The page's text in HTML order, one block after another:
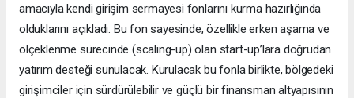
amacıyla kendi girişim sermayesi fonlarını kurma hazırlığında
olduklarını açıkladı. Bu fon sayesinde, özellikle erken aşama ve
ölçeklenme sürecinde (scaling-up) olan start-up’lara doğrudan
yatırım desteği sunulacak. Kurulacak bu fonla birlikte, bölgedeki
girişimciler için sürdürülebilir ve güçlü bir finansman altyapısının